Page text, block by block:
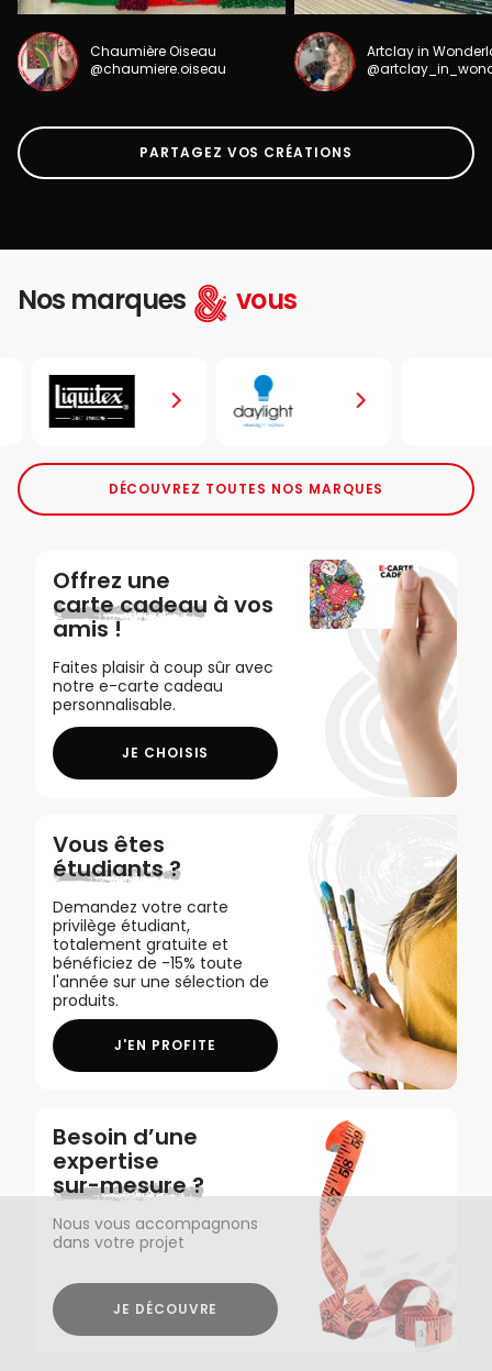
Chaumière Oiseau
@chaumiere.oiseau
Artclay in
PARTAGEZ VOS CRÉATIONS
Nos marques vous
DÉCOUVREZ TOUTES NOS MARQUES
Offrez une
carte cadeau à vos
amis !
Faites plaisir à coup sûr avec
notre e-carte cadeau
personnalisable.
JE CHOISIS
Vous êtes
étudiants ?
Demandez votre carte
privilège étudiant,
totalement gratuite et
bénéficiez de -15% toute
l'année sur une sélection de
produits.
J'EN PROFITE
Besoin d’une
expertise
sur-mesure ?
Nous vous accompagnons
dans votre projet
JE DÉCOUVRE